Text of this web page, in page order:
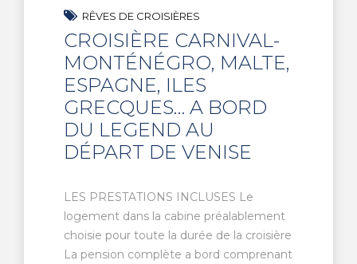
RÊVES DE CROISIÈRES
CROISIÈRE CARNIVAL-
MONTÉNÉGRO, MALTE,
ESPAGNE, ILES
GRECQUES… A BORD
DU LEGEND AU
DÉPART DE VENISE
LES PRESTATIONS INCLUSES Le
logement dans la cabine préalablement
choisie pour toute la durée de la croisière
La pension complète a bord comprenant